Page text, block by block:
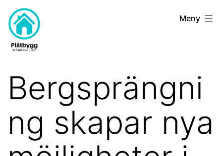
Hoppa
till
innehåll
Plat-
bygg.nu
Meny
Bergsprängni
ng skapar nya